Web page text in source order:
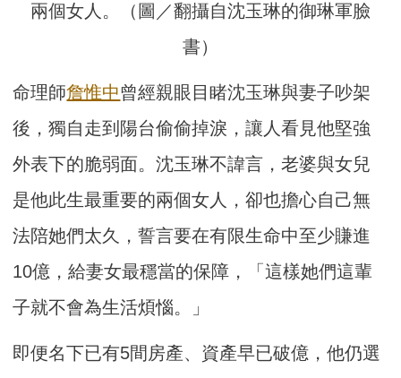
兩個女人。（圖／翻攝自沈玉琳的御琳軍臉
書）
命理師詹惟中曾經親眼目睹沈玉琳與妻子吵架
後，獨自走到陽台偷偷掉淚，讓人看見他堅強
外表下的脆弱面。沈玉琳不諱言，老婆與女兒
是他此生最重要的兩個女人，卻也擔心自己無
法陪她們太久，誓言要在有限生命中至少賺進
10億，給妻女最穩當的保障，「這樣她們這輩
子就不會為生活煩惱。」
即便名下已有5間房產、資產早已破億，他仍選